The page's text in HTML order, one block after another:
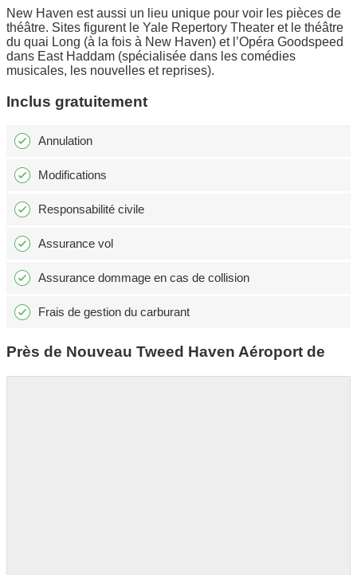
New Haven est aussi un lieu unique pour voir les pièces de
théâtre. Sites figurent le Yale Repertory Theater et le théâtre
du quai Long (à la fois à New Haven) et l’Opéra Goodspeed
dans East Haddam (spécialisée dans les comédies
musicales, les nouvelles et reprises).
Inclus gratuitement
Annulation
Modifications
Responsabilité civile
Assurance vol
Assurance dommage en cas de collision
Frais de gestion du carburant
Près de Nouveau Tweed Haven Aéroport de